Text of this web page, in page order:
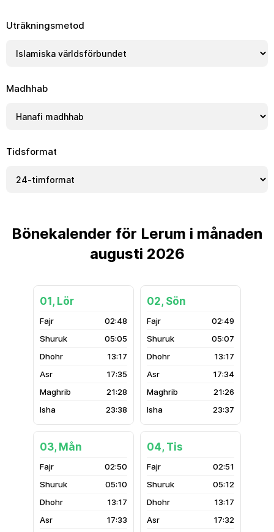
Uträkningsmetod
Madhhab
Tidsformat
Bönekalender för Lerum i månaden
augusti 2026
01, Lör
02:48
05:05
13:17
17:35
21:28
23:38
02, Sön
02:49
05:07
13:17
17:34
21:26
23:37
03, Mån
02:50
05:10
13:17
17:33
04, Tis
02:51
05:12
13:17
17:32